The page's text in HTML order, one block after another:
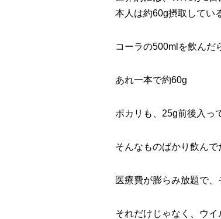
本人は約60g摂取してい
コーラの500mlを飲んだ
あれ一本で約60g
ポカリも、25g前後入っ
そんなものばかり飲んで
医療費が膨らみ放題で
それだけじゃなく、ウイ